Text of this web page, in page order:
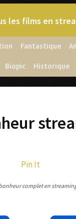
les films en
Fantastique
Biopic Historique
Pin It
complet en